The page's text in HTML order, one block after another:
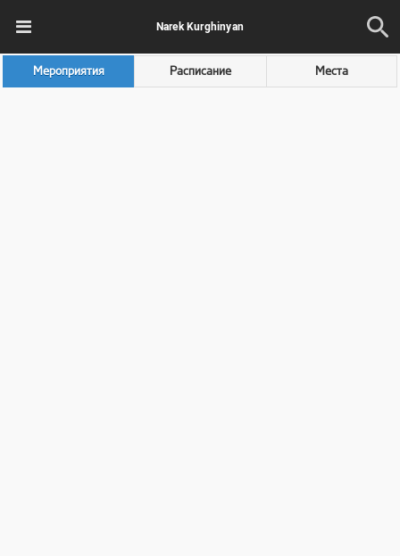
Narek Kurghinyan
Мероприятия Расписание Места